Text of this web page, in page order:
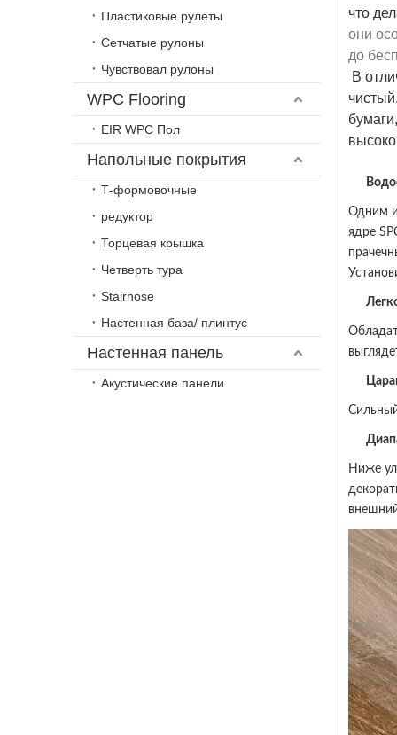
Пластиковые рулеты
Сетчатые рулоны
Чувствовал рулоны
WPC Flooring
EIR WPC Пол
Напольные покрытия
Т-формовочные
редуктор
Торцевая крышка
Четверть тура
Stairnose
Настенная база/ плинтус
Настенная панель
Акустические панели
что
они
до
Одним
ядре
Ниже